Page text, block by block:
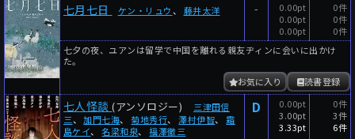
七月七日 ケン・リュウ、 藤井太洋 -
0.00pt
0.00pt
0.00pt
0件
0件
0件
七夕の夜、ユアンは留学で中国を離れる親友ヂィンに会いに出かけ
た。
読書登録
お気に入り
七人怪談 (アンソロジー)
三津田信
三、加門七海、菊地秀行、澤村伊智、霜
島ケイ、名梁和泉、福澤徹三
D
0.00pt
3.00pt
3.33pt
0件
3件
6件